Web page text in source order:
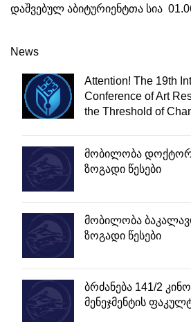
დაშვებულ აბიტურიენტთა სია
News
Attention! The 19th
Conference of Art
the Threshold of
მობილობა
ზოგადი წესები
მობილობა
ზოგადი წესები
ბრძანება 141/2
მენეჯმენტის